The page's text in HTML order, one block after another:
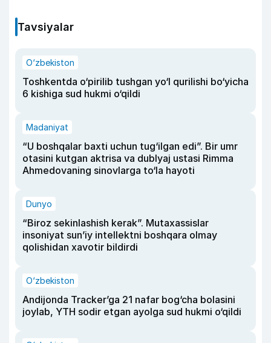
Tavsiyalar
O‘zbekiston
Toshkentda o‘pirilib tushgan yo‘l qurilishi bo‘yicha
6 kishiga sud hukmi o‘qildi
Madaniyat
“U boshqalar baxti uchun tug‘ilgan edi”. Bir umr
otasini kutgan aktrisa va dublyaj ustasi Rimma
Ahmedovaning sinovlarga to‘la hayoti
Dunyo
“Biroz sekinlashish kerak”. Mutaxassislar
insoniyat sun’iy intellektni boshqara olmay
qolishidan xavotir bildirdi
O‘zbekiston
Andijonda Tracker’ga 21 nafar bog‘cha bolasini
joylab, YTH sodir etgan ayolga sud hukmi o‘qildi